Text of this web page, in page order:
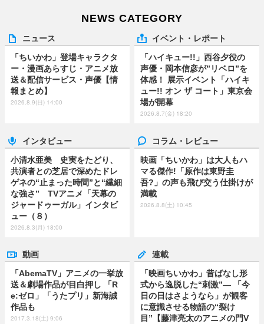
NEWS CATEGORY
ニュース
「ちいかわ」登場キャラクタ
ー・漫画あらすじ・アニメ放
送＆配信サービス・声優【情
報まとめ】
2026.8.9(日) 14:00
イベント・レポート
「ハイキュー!!」西谷夕役の
声優・岡本信彦が”リベロ”を
体感！ 展示イベント「ハイキ
ュー!! オン ザ コート」東京会
場が開幕
2026.8.7(金) 18:20
インタビュー
小清水亜美 史実をたどり、
共演者との芝居で深めたドレ
ゲネの“止まった時間”と“繊細
な強さ” TVアニメ「天幕の
ジャードゥーガル」インタビ
ュー（８）
2026.8.3(月) 18:00
コラム・レビュー
映画「ちいかわ」は大人もハ
マる傑作!「原作は東野圭
吾?」の声も飛び交う仕掛けが
満載
2026.8.8(土) 10:45
動画
「AbemaTV」アニメの一挙放
送＆劇場作品が目白押し 「R
e:ゼロ」「うたプリ」新海誠
作品も
2017.3.18(土) 9:06
連載
「映画ちいかわ」昔ばなし形
式から逸脱した“刺激”― 「今
日の日はさようなら」が観客
に意識させる物語の“裂け
目”【藤津亮太のアニメの門V